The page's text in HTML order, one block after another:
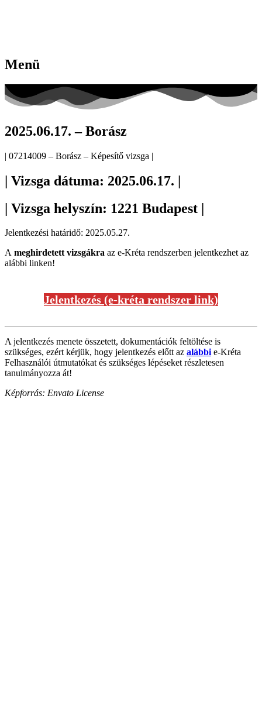
Menü
2025.06.17. – Borász
| 07214009 – Borász – Képesítő vizsga |
| Vizsga dátuma: 2025.06.17. |
| Vizsga helyszín: 1221 Budapest |
Jelentkezési határidő: 2025.05.27.
A meghirdetett vizsgákra az e-Kréta rendszerben jelentkezhet az
alábbi linken!
Jelentkezés (e-kréta rendszer link)
A jelentkezés menete összetett, dokumentációk feltöltése is
szükséges, ezért kérjük, hogy jelentkezés előtt az alábbie-Kréta
Felhasználói útmutatókat és szükséges lépéseket részletesen
tanulmányozza át!
Képforrás: Envato License